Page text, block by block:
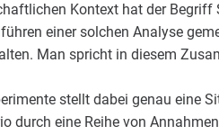
Kontext hat der
einer solchen Analyse
Man spricht in diesem
stellt dabei genau eine
durch eine Reihe von